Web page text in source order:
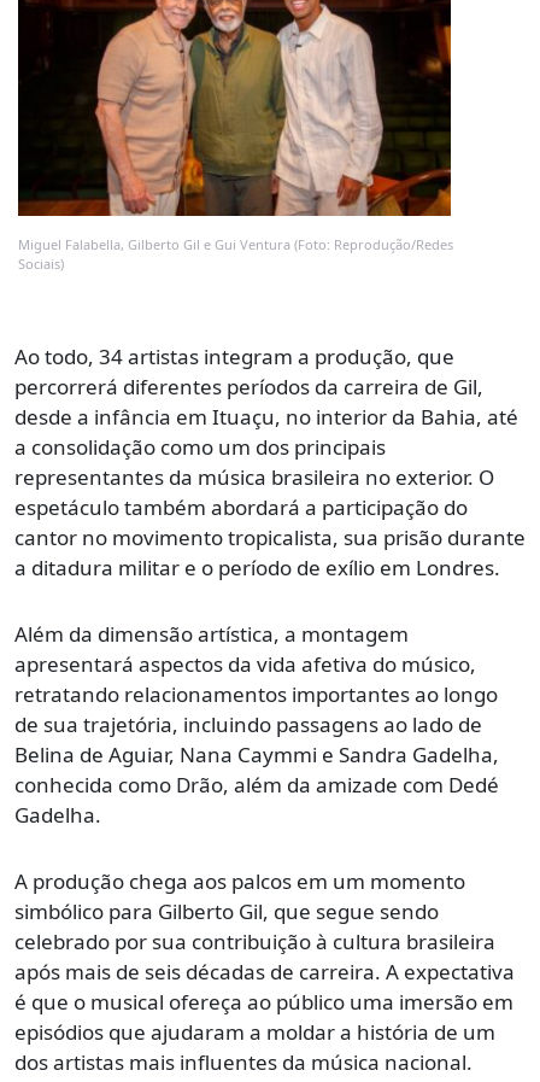
Miguel Falabella, Gilberto Gil e Gui Ventura (Foto: Reprodução/Redes
Sociais)
Ao todo, 34 artistas integram a produção, que
percorrerá diferentes períodos da carreira de Gil,
desde a infância em Ituaçu, no interior da Bahia, até
a consolidação como um dos principais
representantes da música brasileira no exterior. O
espetáculo também abordará a participação do
cantor no movimento tropicalista, sua prisão durante
a ditadura militar e o período de exílio em Londres.
Além da dimensão artística, a montagem
apresentará aspectos da vida afetiva do músico,
retratando relacionamentos importantes ao longo
de sua trajetória, incluindo passagens ao lado de
Belina de Aguiar, Nana Caymmi e Sandra Gadelha,
conhecida como Drão, além da amizade com Dedé
Gadelha.
A produção chega aos palcos em um momento
simbólico para Gilberto Gil, que segue sendo
celebrado por sua contribuição à cultura brasileira
após mais de seis décadas de carreira. A expectativa
é que o musical ofereça ao público uma imersão em
episódios que ajudaram a moldar a história de um
dos artistas mais influentes da música nacional.